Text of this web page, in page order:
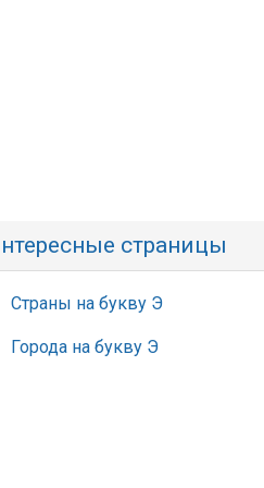
страницы
Страны на букву Э
Города на букву Э